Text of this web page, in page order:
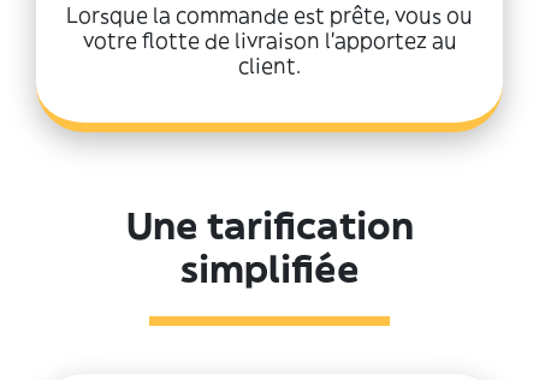
Lorsque la commande est prête, vous ou
votre flotte de livraison l'apportez au
client.
Une tarification
simplifiée